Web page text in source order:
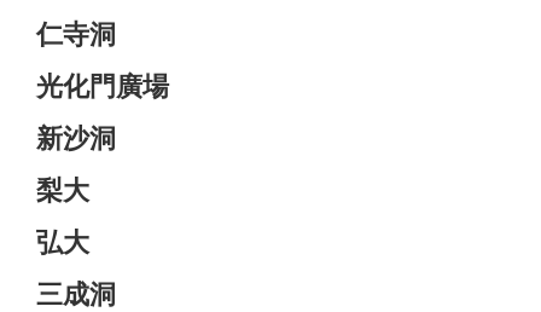
仁寺洞
光化門廣場
新沙洞
梨大
弘大
三成洞